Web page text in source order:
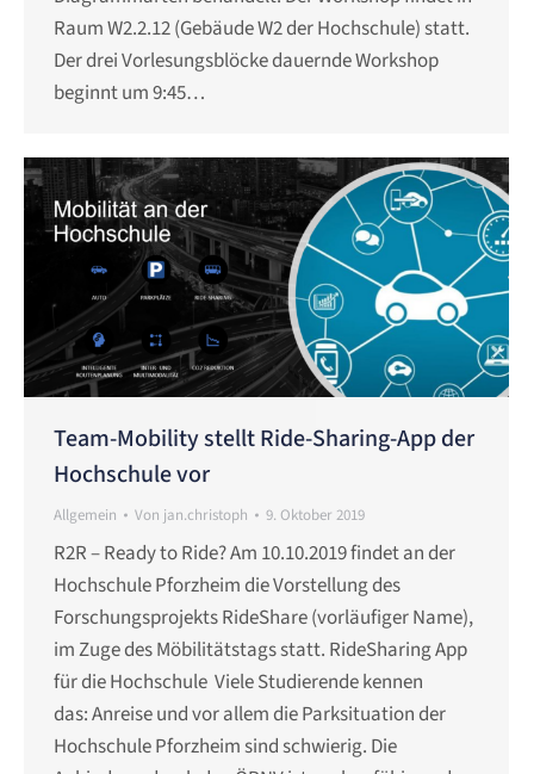
Raum W2.2.12 (Gebäude W2 der Hochschule) statt.
Der drei Vorlesungsblöcke dauernde Workshop
beginnt um 9:45…
Team-Mobility stellt Ride-Sharing-App der
Hochschule vor
Allgemein Von jan.christoph 9. Oktober 2019
R2R – Ready to Ride? Am 10.10.2019 findet an der
Hochschule Pforzheim die Vorstellung des
Forschungsprojekts RideShare (vorläufiger Name),
im Zuge des Möbilitätstags statt. RideSharing App
für die Hochschule Viele Studierende kennen
das: Anreise und vor allem die Parksituation der
Hochschule Pforzheim sind schwierig. Die